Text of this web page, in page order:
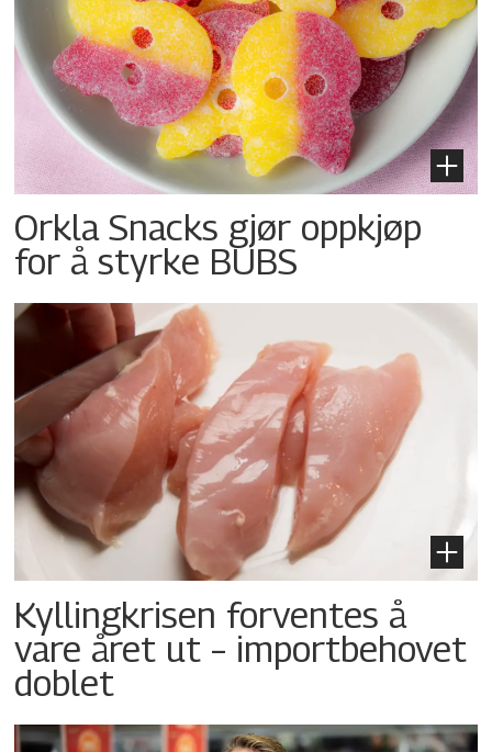
Orkla Snacks gjør oppkjøp
for å styrke BUBS
Kyllingkrisen forventes å
vare året ut – importbehovet
doblet